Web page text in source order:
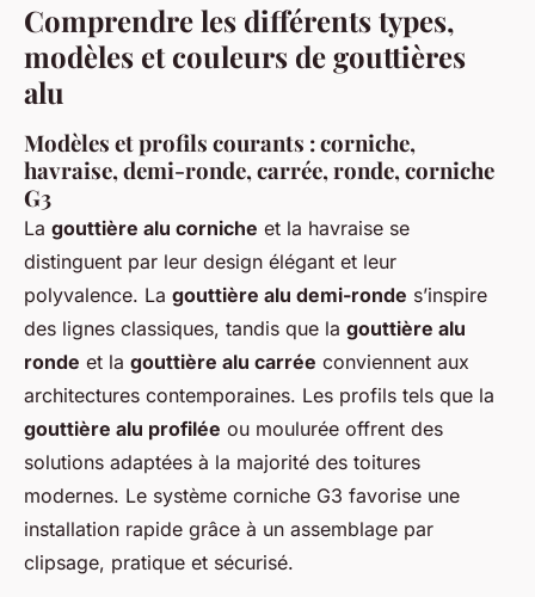
Comprendre les différents types,
modèles et couleurs de gouttières
alu
Modèles et profils courants : corniche,
havraise, demi-ronde, carrée, ronde, corniche
G3
La gouttière alu corniche et la havraise se
distinguent par leur design élégant et leur
polyvalence. La gouttière alu demi-ronde s’inspire
des lignes classiques, tandis que la gouttière alu
ronde et la gouttière alu carrée conviennent aux
architectures contemporaines. Les profils tels que la
gouttière alu profilée ou moulurée offrent des
solutions adaptées à la majorité des toitures
modernes. Le système corniche G3 favorise une
installation rapide grâce à un assemblage par
clipsage, pratique et sécurisé.